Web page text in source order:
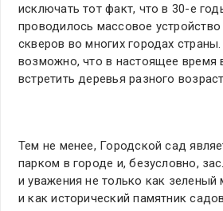
исключать тот факт, что в 30-е
проводилось массовое
скверов во многих городах
возможно, что в настоящее время
встретить деревья разного
Тем не менее, Городской сад
парком в городе и, безусловно,
и уважения не только как зеленый
и как исторический памятник